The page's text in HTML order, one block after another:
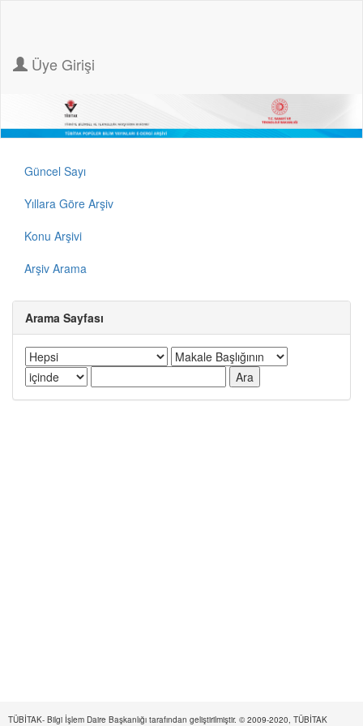
Üye Girişi
Güncel Sayı
Yıllara Göre Arşiv
Konu Arşivi
Arşiv Arama
Arama Sayfası
TÜBİTAK- Bilgi İşlem Daire Başkanlığı tarafından geliştirilmiştir. © 2009-2020, TÜBİTAK